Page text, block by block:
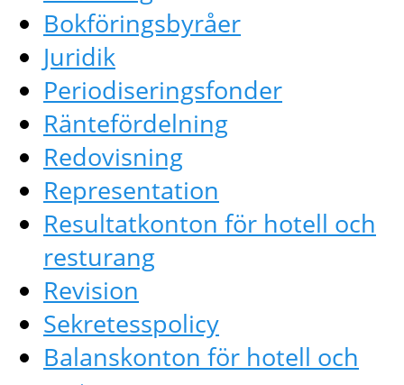
Bokföringsbyråer
Juridik
Periodiseringsfonder
Räntefördelning
Redovisning
Representation
Resultatkonton för hotell och
resturang
Revision
Sekretesspolicy
Balanskonton för hotell och